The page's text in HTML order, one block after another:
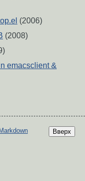
(2006)
(2008)
emacsclient &
Вверх